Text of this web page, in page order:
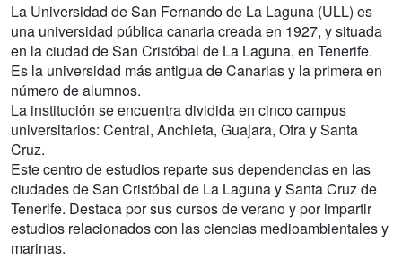
La Universidad de San Fernando de La Laguna (ULL) es
una universidad pública canaria creada en 1927, y situada
en la ciudad de San Cristóbal de La Laguna, en Tenerife.
Es la universidad más antigua de Canarias y la primera en
número de alumnos.
La institución se encuentra dividida en cinco campus
universitarios: Central, Anchieta, Guajara, Ofra y Santa
Cruz.
Este centro de estudios reparte sus dependencias en las
ciudades de San Cristóbal de La Laguna y Santa Cruz de
Tenerife. Destaca por sus cursos de verano y por impartir
estudios relacionados con las ciencias medioambientales y
marinas.